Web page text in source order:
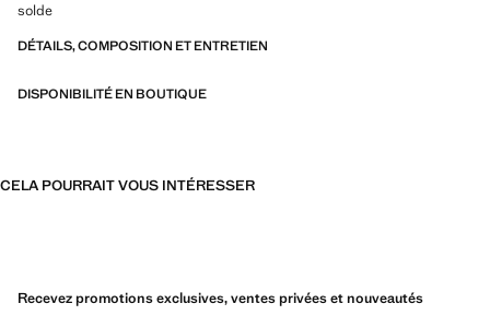
solde
DÉTAILS, COMPOSITION ET ENTRETIEN
DISPONIBILITÉ EN BOUTIQUE
CELA POURRAIT VOUS INTÉRESSER
Recevez promotions exclusives, ventes privées et nouveautés